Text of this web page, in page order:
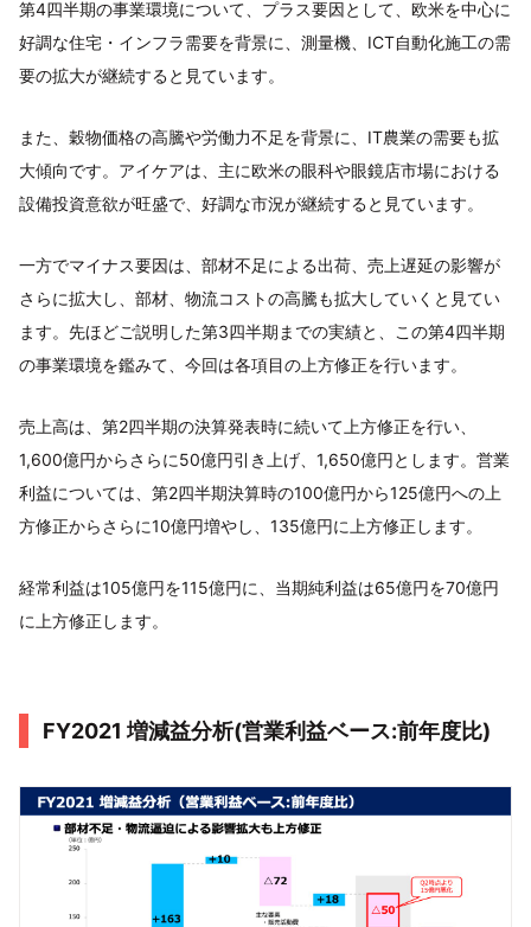
第4四半期の事業環境について、プラス要因として、欧米を中心に
好調な住宅・インフラ需要を背景に、測量機、ICT自動化施工の需
要の拡大が継続すると見ています。
また、穀物価格の高騰や労働力不足を背景に、IT農業の需要も拡
大傾向です。アイケアは、主に欧米の眼科や眼鏡店市場における
設備投資意欲が旺盛で、好調な市況が継続すると見ています。
一方でマイナス要因は、部材不足による出荷、売上遅延の影響が
さらに拡大し、部材、物流コストの高騰も拡大していくと見てい
ます。先ほどご説明した第3四半期までの実績と、この第4四半期
の事業環境を鑑みて、今回は各項目の上方修正を行います。
売上高は、第2四半期の決算発表時に続いて上方修正を行い、
1,600億円からさらに50億円引き上げ、1,650億円とします。営業
利益については、第2四半期決算時の100億円から125億円への上
方修正からさらに10億円増やし、135億円に上方修正します。
経常利益は105億円を115億円に、当期純利益は65億円を70億円
に上方修正します。
FY2021 増減益分析(営業利益ベース:前年度比)